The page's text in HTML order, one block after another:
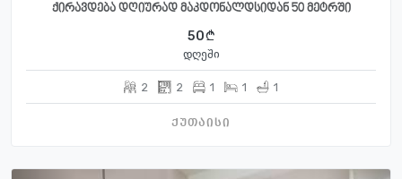
ქირავდება დღიურად მაკდონალდსიდან 50 მეტრში
50
დღეში
2 2 1 1 1
ქუთაისი